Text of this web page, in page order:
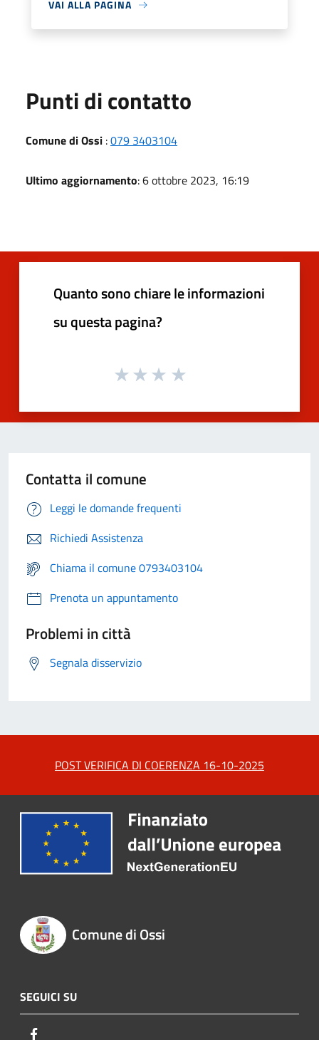
VAI ALLA PAGINA
Punti di contatto
Comune di Ossi :079 3403104
Ultimo aggiornamento: 6 ottobre 2023, 16:19
Quanto sono chiare le informazioni
su questa pagina?
Contatta il comune
Leggi le domande frequenti
Richiedi Assistenza
Chiama il comune 0793403104
Prenota un appuntamento
Problemi in città
Segnala disservizio
POST VERIFICA DI COERENZA 16-10-2025
Comune di Ossi
SEGUICI SU